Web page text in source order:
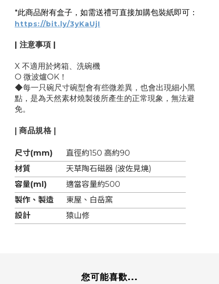
*此商品附有盒子，如需送禮可直接加購包裝紙即可：
https://bit.ly/3yKaUjI
| 注意事項 |
X 不適用於烤箱、洗碗機
O 微波爐OK！
◆每一只碗尺寸碗型會有些微差異，也會出現細小黑
點，是為天然素材燒製後所產生的正常現象，無法避
免。
| 商品規格 |
尺寸(mm)
直徑約150 高約90
材質
天草陶石磁器 (波佐見燒)
容量(ml)
適當容量約500
製作、製造
東屋、白岳窯
設計
猿山修
您可能喜歡...